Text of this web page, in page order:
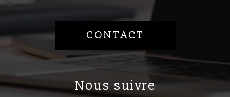
CONTACT
nous suivre